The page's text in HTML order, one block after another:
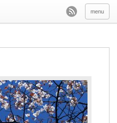
menu